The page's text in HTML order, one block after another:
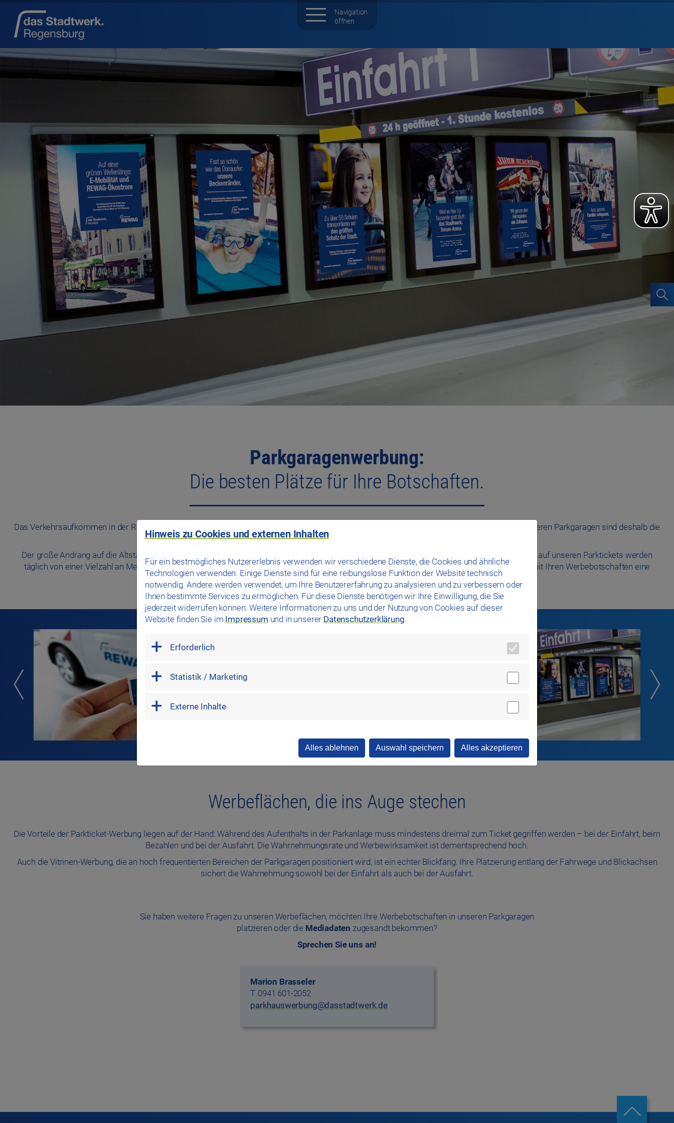
Parkgaragenwerbung:
Die besten Plätze für Ihre Botschaften.
Das Verkehrsaufkommen in der Regensburger Innenstadt macht das öffentliche Parken auf den Straßen nicht gerade leicht. Die Stellplätze in unseren Parkgaragen sind deshalb die
optimale Lösung für Personen, die möglichst zentral und trotzdem kostengünstig parken möchten.
Der große Andrang auf die Altstadt schlägt sich auch in unseren Kundenzahlen nieder. Die Werbemittel in unseren hell erleuchteten Vitrinen und auf unseren Parktickets werden
täglich von einer Vielzahl an Menschen wahrgenommen, die in vielen Fällen unmittelbar vor einer Kaufentscheidung stehen. So sprechen Sie mit Ihren Werbebotschaften eine
breite Zielgruppe mit hoher Kaufkraft an und profitieren von der hohen Nutzungsfrequenz der Parkgaragen.
Werbeflächen, die ins Auge stechen
Die Vorteile der Parkticket-Werbung liegen auf der Hand: Während des Aufenthalts in der Parkanlage muss mindestens dreimal zum Ticket gegriffen werden – bei der Einfahrt, beim
Bezahlen und bei der Ausfahrt. Die Wahrnehmungsrate und Werbewirksamkeit ist dementsprechend hoch.
Auch die Vitrinen-Werbung, die an hoch frequentierten Bereichen der Parkgaragen positioniert wird, ist ein echter Blickfang. Ihre Platzierung entlang der Fahrwege und Blickachsen
sichert die Wahrnehmung sowohl bei der Einfahrt als auch bei der Ausfahrt.
Sie haben weitere Fragen zu unseren Werbeflächen, möchten Ihre Werbebotschaften in unseren Parkgaragen
platzieren oder die Mediadaten zugesandt bekommen?
Sprechen Sie uns an!
Marion Brasseler
0941 601-2052
parkhauswerbung@dasstadtwerk.de
Hinweis zu Cookies und externen Inhalten
Für ein bestmögliches Nutzererlebnis verwenden wir verschiedene Dienste, die Cookies und ähnliche
Technologien verwenden. Einige Dienste sind für eine reibungslose Funktion der Website technisch
notwendig. Andere werden verwendet, um Ihre Benutzererfahrung zu analysieren und zu verbessern oder
Ihnen bestimmte Services zu ermöglichen. Für diese Dienste benötigen wir Ihre Einwilligung, die Sie
jederzeit widerrufen können. Weitere Informationen zu uns und der Nutzung von Cookies auf dieser
Website finden Sie im Impressum und in unserer Datenschutzerklärung.
Erforderlich
mandatory
Statistik / Marketing
marketing
Externe Inhalte
Alles ablehnen Auswahl speichern Alles akzeptieren